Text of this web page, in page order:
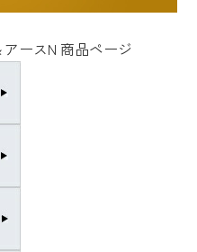
ースN 商品ページ